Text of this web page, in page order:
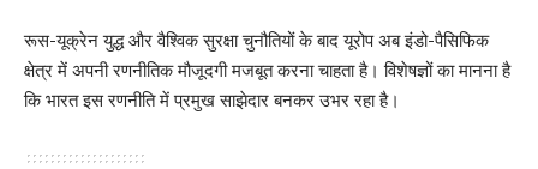
रूस-यूक्रेन युद्ध और वैश्विक सुरक्षा चुनौतियों के बाद यूरोप अब इंडो-पैसिफिक
क्षेत्र में अपनी रणनीतिक मौजूदगी मजबूत करना चाहता है। विशेषज्ञों का मानना है
कि भारत इस रणनीति में प्रमुख साझेदार बनकर उभर रहा है।